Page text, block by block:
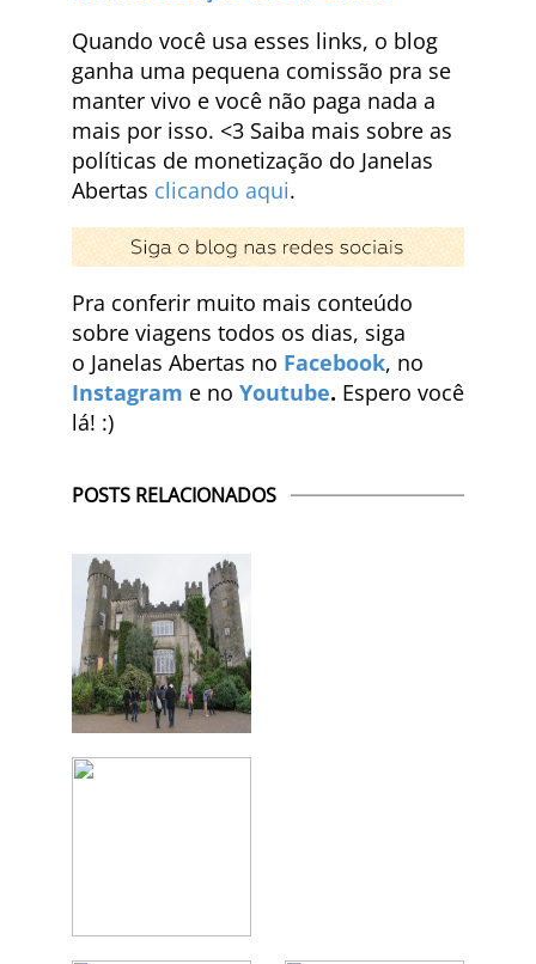
Quando você usa esses links, o blog
ganha uma pequena comissão pra se
manter vivo e você não paga nada a
mais por isso. <3 Saiba mais sobre as
políticas de monetização do Janelas
Abertas clicando aqui.
Pra conferir muito mais conteúdo
sobre viagens todos os dias, siga
o Janelas Abertas no Facebook, no
Instagram e no Youtube. Espero você
lá! :)
POSTS RELACIONADOS